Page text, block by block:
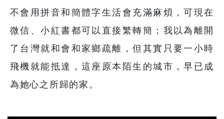
不會用拼音和簡體字生活會充滿麻煩，可現在
微信、小紅書都可以直接繁轉簡；我以為離開
了台灣就和會和家鄉疏離，但其實只要一小時
飛機就能抵達，這座原本陌生的城市，早已成
為她心之所歸的家。